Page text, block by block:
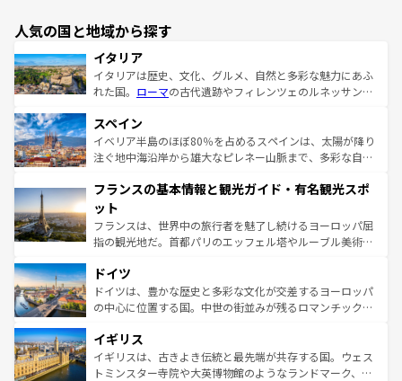
人気の国と地域から探す
イタリア
イタリアは歴史、文化、グルメ、自然と多彩な魅力にあふ
れた国。 ローマの古代遺跡やフィレンツェのルネッサンス
ろん、トスカーナの美しい田園風景やアマルフィ海岸の絶
景など、自然景観も見逃せない。観光の合間には、本場の
ピザやパスタなど、絶品のイタリア料理を堪能することも
ませてくれるイタリアで、忘れられない旅をしてみよう！
なお、新着のイタリア情報は
しい。
スペイン
イベリア半島のほぼ80％を占めるスペインは、太陽が降り
注ぐ地中海沿岸から雄大なピレネー山脈まで、多彩な自然
文化が根付くこの国では、情熱的なフラメンコ、熱気あふ
れる闘牛、そして美味しいタパスが生活の一部となってい
る。首都マドリードの洗練された雰囲気や、バルセロナの
アートに溢れた街角から、地方では古代ローマ遺跡や中世
せる。地方によって風土や気候が異なるスペインはその個
性で訪れる人を魅了する。 なお、新着のスペイン情報は コ
ンテンツ一覧を参照してほしい。
フランスの基本情報と観光ガイド・有名観光スポ
ット
フランスは、世界中の旅行者を魅了し続けるヨーロッパ屈
指の観光地だ。首都パリのエッフェル塔やルーブル美術館
で、幅広い魅力が詰まっている。華麗な宮殿、歴史的な大
聖堂、美しいビーチ、そして豊かな自然が、訪れる者を心
から魅了する。また、フランスは美食の国としても知ら
いる。シャンパンの発祥地であるランス、プロヴァンスの
香り高いラベンダー畑など、多彩な楽しみ方が可能だ。さ
らに、パリ以外の地域にも魅力が溢れており、どの街角に
ドイツ
ドイツは、豊かな歴史と多彩な文化が交差するヨーロッパ
の中心に位置する国。中世の街並みが残るロマンチック街
顔を持つこの国は、どこを歩いても飽きることがない。ベ
ルリンの文化的活気、バイエルン州のアルプスの絶景、そ
してライン川沿いのワイン畑といった風景は必見。ビール
イギリス
イギリスは、古きよき伝統と最先端が共存する国。ウェス
トミンスター寺院や大英博物館のようなランドマーク、歴